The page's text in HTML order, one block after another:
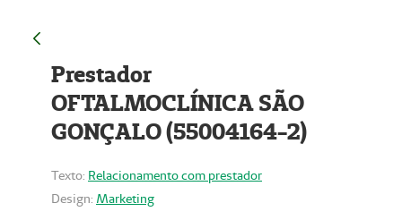
Prestador
OFTALMOCLÍNICA SÃO
GONÇALO (55004164-2)
Texto: Relacionamento com prestador
Design: Marketing